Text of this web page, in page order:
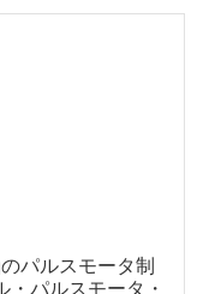
パルスモータ制
パルスモータ・